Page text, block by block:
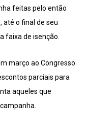
feitas pelo então
até o final de seu
faixa de isenção.
março ao Congresso
parciais para
aqueles que